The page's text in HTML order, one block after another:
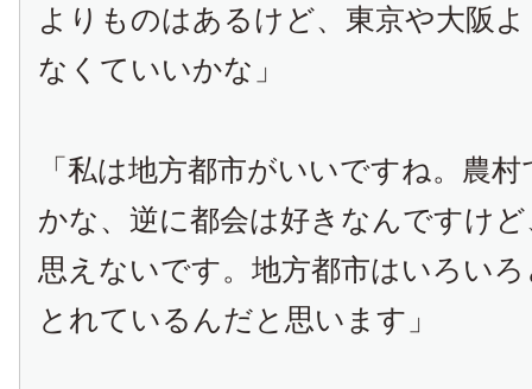
よりものはあるけど、東京や大阪
なくていいかな」
「私は地方都市がいいですね。農
かな、逆に都会は好きなんですけ
思えないです。地方都市はいろい
とれているんだと思います」